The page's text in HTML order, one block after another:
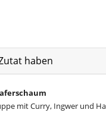
haben
mit Curry, Ingwer und